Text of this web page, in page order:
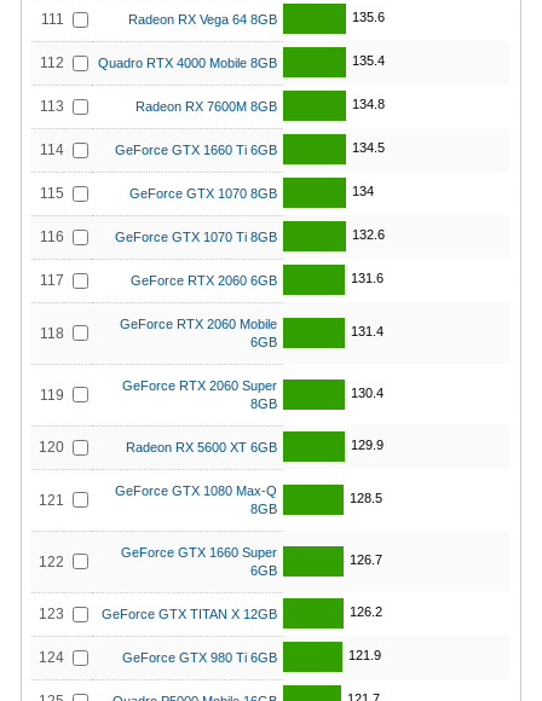
111 Radeon RX Vega 64 8GB 135.6
112 Quadro RTX 4000 Mobile 8GB 135.4
113 Radeon RX 7600M 8GB 134.8
114 GeForce GTX 1660 Ti 6GB 134.5
115 GeForce GTX 1070 8GB 134
116 GeForce GTX 1070 Ti 8GB 132.6
117 GeForce RTX 2060 6GB 131.6
118
GeForce RTX 2060 Mobile
6GB
131.4
119
GeForce RTX 2060 Super
8GB
130.4
120 Radeon RX 5600 XT 6GB 129.9
121
GeForce GTX 1080 Max-Q
8GB
128.5
122
GeForce GTX 1660 Super
6GB
126.7
123 GeForce GTX TITAN X 12GB 126.2
124 GeForce GTX 980 Ti 6GB 121.9